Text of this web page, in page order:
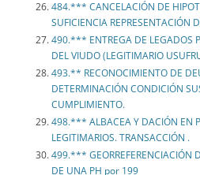
484.*** CANCELACIÓN DE
SUFICIENCIA REPRESENTACIÓN
490.*** ENTREGA DE LEGADOS
DEL VIUDO (LEGITIMARIO
493.** RECONOCIMIENTO DE
DETERMINACIÓN CONDICIÓN
CUMPLIMIENTO.
498.*** ALBACEA Y DACIÓN EN
LEGITIMARIOS. TRANSACCIÓN .
499.*** GEORREFERENCIACIÓN
DE UNA PH por 199